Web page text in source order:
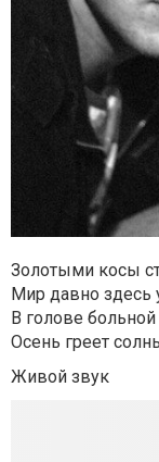
Золотыми косы
Мир давно здесь
В голове
Осень греет
Живой звук